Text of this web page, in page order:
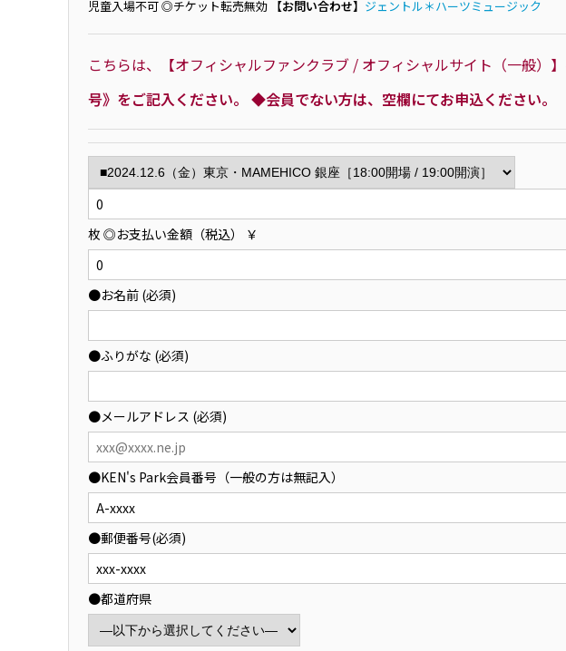
児童入場不可 ◎チケット転売無効 【お問い合わせ】 ジェントル＊ハーツミュージック
こちらは、【オフィシャルファンクラブ / オフィシャルサイト（一般）
号》をご記入ください。 ◆会員でない方は、空欄にてお申込ください。
枚 ◎お支払い金額（税込） ￥
●お名前 (必須)
●ふりがな (必須)
●メールアドレス (必須)
●KEN's Park会員番号（一般の方は無記入）
●郵便番号(必須)
●都道府県